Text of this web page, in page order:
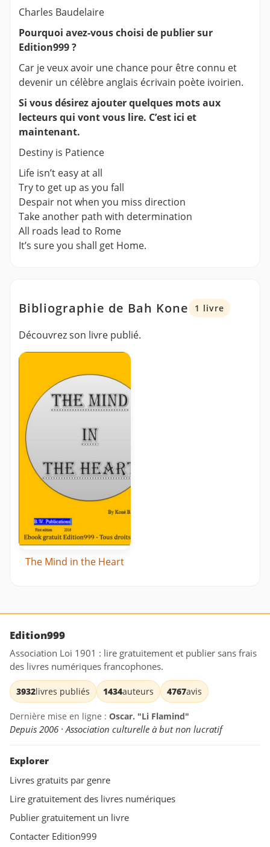
Charles Baudelaire
Pourquoi avez-vous choisi de publier sur
Edition999 ?
Car je veux avoir une chance pour être connu et
devenir un célèbre anglais écrivain poète ivoirien.
Si vous désirez ajouter quelques mots aux
lecteurs qui vont vous lire. C’est ici et
maintenant.
Destiny is Patience
Life isn’t easy at all
Try to get up as you fall
Despair not when you miss direction
Take another path with determination
All roads lead to Rome
It’s sure you shall get Home.
Bibliographie de Bah Kone 1 livre
Découvrez son livre publié.
The Mind in the Heart
Edition999
Association Loi 1901 : lire gratuitement et publier sans frais
des livres numériques francophones.
3932livres publiés 1434auteurs 4767avis
Dernière mise en ligne : Oscar. "Li Flamind"
Depuis 2006 · Association culturelle à but non lucratif
Explorer
Livres gratuits par genre
Lire gratuitement des livres numériques
Publier gratuitement un livre
Contacter Edition999